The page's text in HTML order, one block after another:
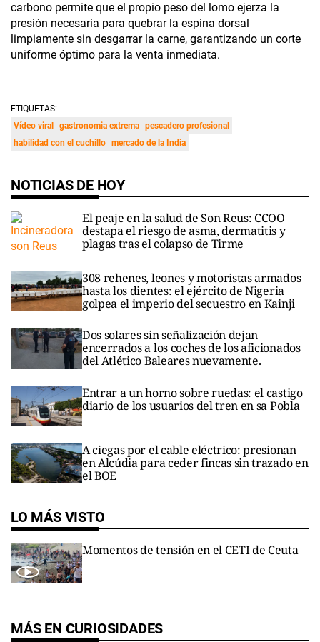
carbono permite que el propio peso del lomo ejerza la
presión necesaria para quebrar la espina dorsal
limpiamente sin desgarrar la carne, garantizando un corte
uniforme óptimo para la venta inmediata.
ETIQUETAS:
Vídeo viral
gastronomia extrema pescadero profesional
habilidad con el cuchillo mercado de la India
NOTICIAS DE HOY
El peaje en la salud de Son Reus: CCOO
destapa el riesgo de asma, dermatitis y
plagas tras el colapso de Tirme
308 rehenes, leones y motoristas armados
hasta los dientes: el ejército de Nigeria
golpea el imperio del secuestro en Kainji
Dos solares sin señalización dejan
encerrados a los coches de los aficionados
del Atlético Baleares nuevamente.
Entrar a un horno sobre ruedas: el castigo
diario de los usuarios del tren en sa Pobla
A ciegas por el cable eléctrico: presionan
en Alcúdia para ceder fincas sin trazado en
el BOE
LO MÁS VISTO
Momentos de tensión en el CETI de Ceuta
MÁS EN CURIOSIDADES